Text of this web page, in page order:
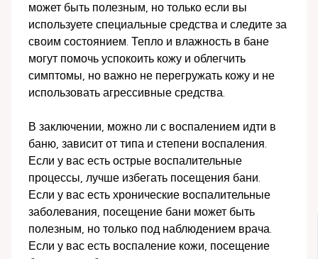
может быть полезным, но только если вы
используете специальные средства и следите за
своим состоянием. Тепло и влажность в бане
могут помочь успокоить кожу и облегчить
симптомы, но важно не перегружать кожу и не
использовать агрессивные средства.
В заключении, можно ли с воспалением идти в
баню, зависит от типа и степени воспаления.
Если у вас есть острые воспалительные
процессы, лучше избегать посещения бани.
Если у вас есть хронические воспалительные
заболевания, посещение бани может быть
полезным, но только под наблюдением врача.
Если у вас есть воспаление кожи, посещение